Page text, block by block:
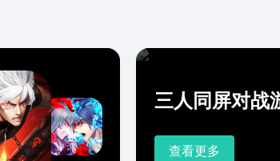
三人同屏对战
查看更多